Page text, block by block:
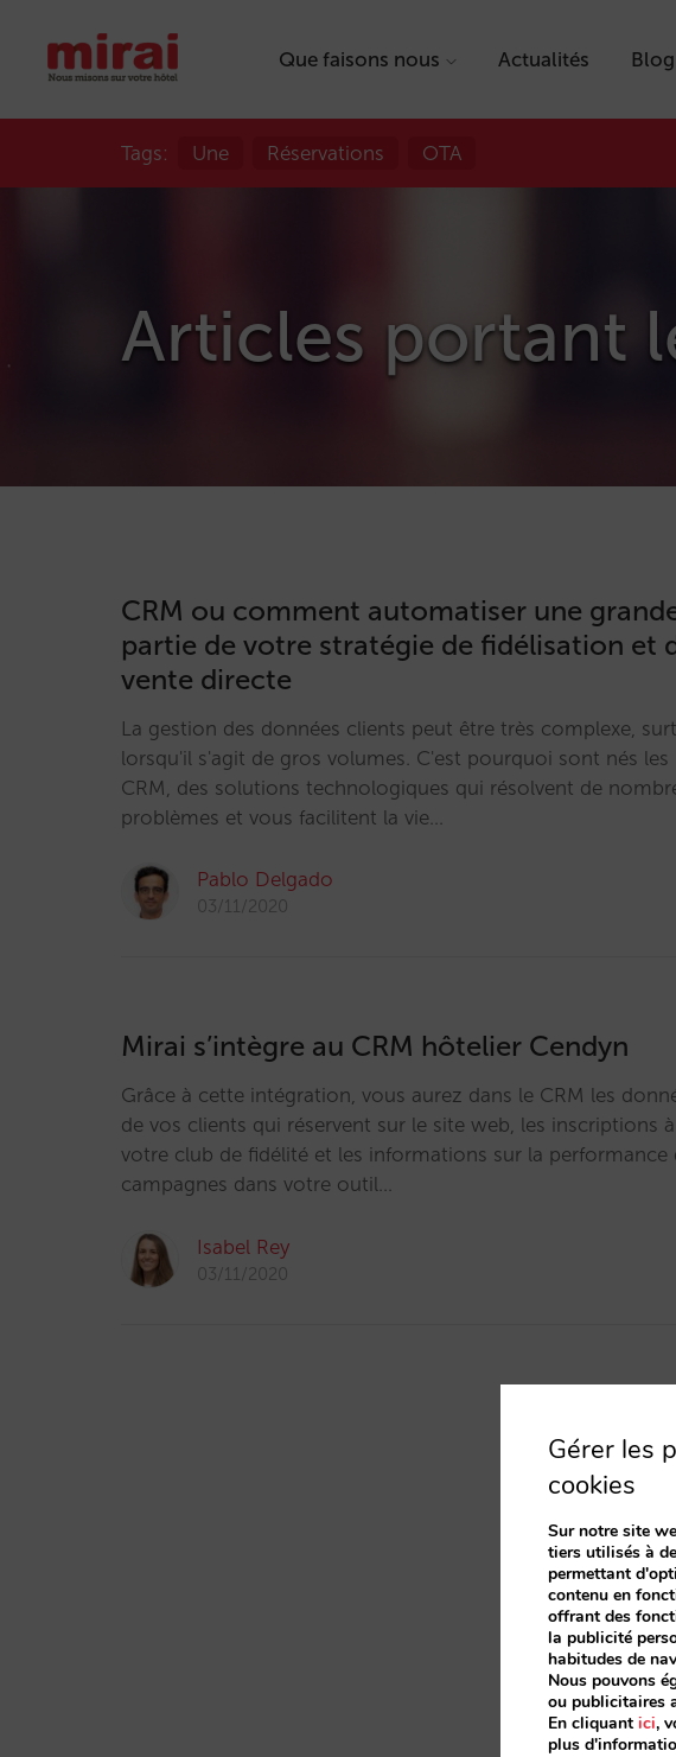
Que faisons nous Actualités Blog
Tags: Une Réservations OTA
Articles portant
CRM ou comment automatiser une
partie de votre stratégie de fidélisation et
vente directe
La gestion des données clients peut être très complexe,
lorsqu'il s'agit de gros volumes. C'est pourquoi sont nés les
CRM, des solutions technologiques qui résolvent de
problèmes et vous facilitent la vie…
Pablo Delgado
03/11/2020
Mirai s’intègre au CRM hôtelier Cendyn
Grâce à cette intégration, vous aurez dans le CRM les
de vos clients qui réservent sur le site web, les inscriptions à
votre club de fidélité et les informations sur la performance
campagnes dans votre outil…
Isabel Rey
03/11/2020
Gérer les
cookies
Sur notre site
tiers utilisés à
permettant
contenu en
offrant des
la publicité
habitudes de
Nous pouvons
ou publicitaires
En cliquant ici,
plus